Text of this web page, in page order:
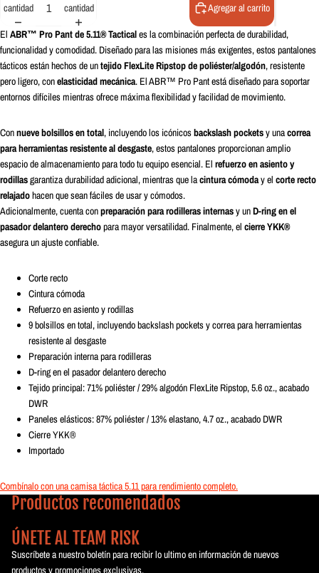
cantidad
cantidad
Agregar al carrito
El ABR™ Pro Pant de 5.11® Tacticales la combinación perfecta de durabilidad,
funcionalidad y comodidad. Diseñado para las misiones más exigentes, estos pantalones
tácticos están hechos de untejido FlexLite Ripstop de poliéster/algodón, resistente
pero ligero, conelasticidad mecánica. El ABR™ Pro Pant está diseñado para soportar
entornos difíciles mientras ofrece máxima flexibilidad y facilidad de movimiento.
Connueve bolsillos en total, incluyendo los icónicosbackslash pocketsy unacorrea
para herramientas resistente al desgaste, estos pantalones proporcionan amplio
espacio de almacenamiento para todo tu equipo esencial. El refuerzo en asiento y
rodillasgarantiza durabilidad adicional, mientras que lacintura cómoday el corte recto
relajadohacen que sean fáciles de usar y cómodos.
Adicionalmente, cuenta conpreparación para rodilleras internasy unD-ring en el
pasador delantero derechopara mayor versatilidad. Finalmente, el cierre YKK®
asegura un ajuste confiable.
Corte recto
Cintura cómoda
Refuerzo en asiento y rodillas
9 bolsillos en total, incluyendo backslash pockets y correa para herramientas
resistente al desgaste
Preparación interna para rodilleras
D-ring en el pasador delantero derecho
Tejido principal: 71% poliéster / 29% algodón FlexLite Ripstop, 5.6 oz., acabado
DWR
Paneles elásticos: 87% poliéster / 13% elastano, 4.7 oz., acabado DWR
Cierre YKK®
Importado
Combínalo con una camisa táctica 5.11 para rendimiento completo.
Productos recomendados
ÚNETE AL TEAM RISK
Suscríbete a nuestro boletín para recibir lo ultimo en información de nuevos
productos y promociones exclusivas.